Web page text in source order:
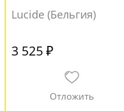
Lucide (Бельгия)
3 525 ₽